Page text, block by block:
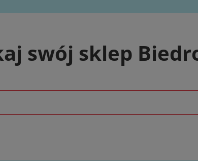
swój sklep